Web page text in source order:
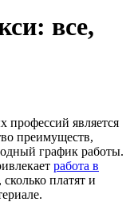
все,
профессий является
преимуществ,
график работы.
работа в
платят и